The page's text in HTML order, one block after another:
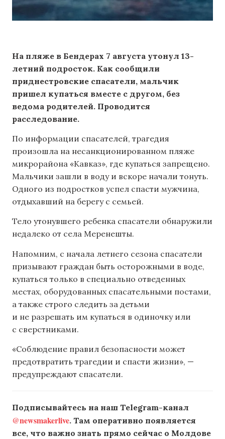
На пляже в Бендерах 7 августа утонул 13-
летний подросток. Как сообщили
приднестровские спасатели, мальчик
пришел купаться вместе с другом, без
ведома родителей. Проводится
расследование.
По информации спасателей, трагедия
произошла на несанкционированном пляже
микрорайона «Кавказ», где купаться запрещено.
Мальчики зашли в воду и вскоре начали тонуть.
Одного из подростков успел спасти мужчина,
отдыхавший на берегу с семьей.
Тело утонувшего ребенка спасатели обнаружили
недалеко от села Меренешты.
Напомним, с начала летнего сезона спасатели
призывают граждан быть осторожными в воде,
купаться только в специально отведенных
местах, оборудованных спасательными постами,
а также строго следить за детьми
и не разрешать им купаться в одиночку или
с сверстниками.
«Соблюдение правил безопасности может
предотвратить трагедии и спасти жизни», —
предупреждают спасатели.
Подписывайтесь на наш Telegram-канал
@newsmakerlive. Там оперативно появляется
все, что важно знать прямо сейчас о Молдове